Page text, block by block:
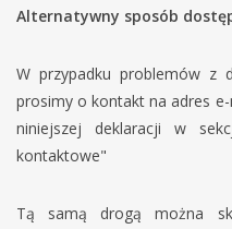
Alternatywny sposób
W przypadku problemów z
prosimy o kontakt na adres
niniejszej deklaracji w
kontaktowe"
Tą samą drogą można